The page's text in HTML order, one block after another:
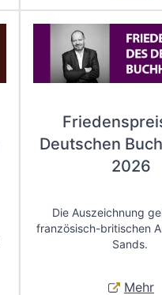
Deutschen
2026
Die Auszeichnung
französisch-britischen
Sands.
Mehr